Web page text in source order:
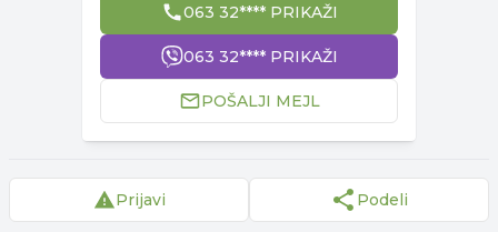
063 32**** PRIKAŽI
063 32**** PRIKAŽI
POŠALJI MEJL
Prijavi Podeli